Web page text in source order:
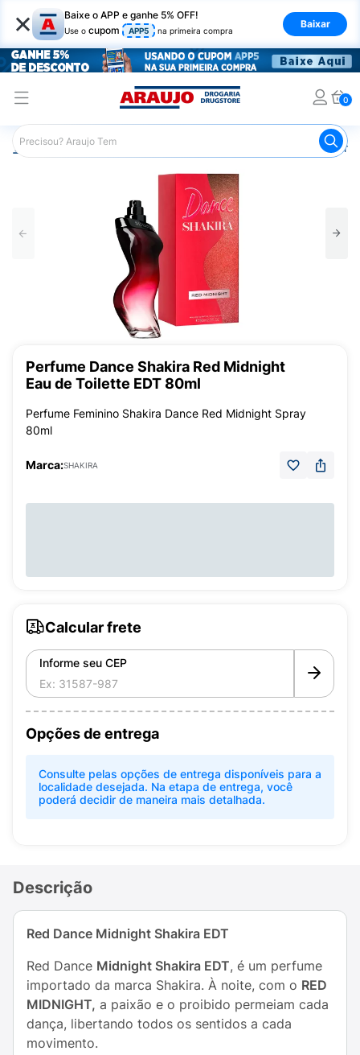
× Baixe o APP e ganhe 5% OFF!
Use o cupom APP5 na primeira compra
Baixar
0
Araujo Beleza e Cuidados
Perfume Dance Shakira Red Midnight
Eau de Toilette EDT 80ml
Perfume Feminino Shakira Dance Red Midnight Spray
80ml
Marca:SHAKIRA
Calcular frete
Informe seu CEP
Opções de entrega
Consulte pelas opções de entrega disponíveis para a
localidade desejada. Na etapa de entrega, você
poderá decidir de maneira mais detalhada.
Descrição
Red Dance Midnight Shakira EDT
Red Dance Midnight Shakira EDT, é um perfume
importado da marca Shakira. À noite, com o RED
MIDNIGHT, a paixão e o proibido permeiam cada
dança, libertando todos os sentidos a cada
movimento.